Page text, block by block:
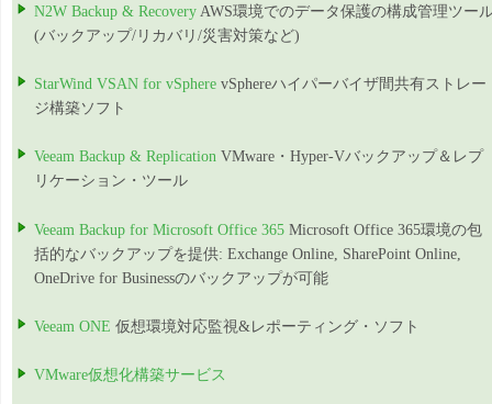
N2W Backup & Recovery AWS環境でのデータ保護の構成管理ツー
(バックアップ/リカバリ/災害対策など)
StarWind VSAN for vSphere vSphereハイパーバイザ間共有ストレー
ジ構築ソフト
Veeam Backup & Replication VMware・Hyper-Vバックアップ＆レプ
リケーション・ツール
Veeam Backup for Microsoft Office 365 Microsoft Office 365環境の包
括的なバックアップを提供: Exchange Online, SharePoint Online,
OneDrive for Businessのバックアップが可能
Veeam ONE 仮想環境対応監視&レポーティング・ソフト
VMware仮想化構築サービス